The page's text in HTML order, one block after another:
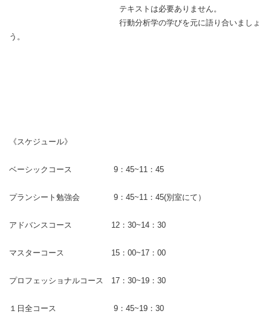
テキストは必要ありません。
行動分析学の学びを元に語り合いましょ
う。
《スケジュール》
ベーシックコース 9：45~11：45
プランシート勉強会 9：45~11：45(別室にて）
アドバンスコース 12：30~14：30
マスターコース 15：00~17：00
プロフェッショナルコース 17：30~19：30
１日全コース 9：45~19：30